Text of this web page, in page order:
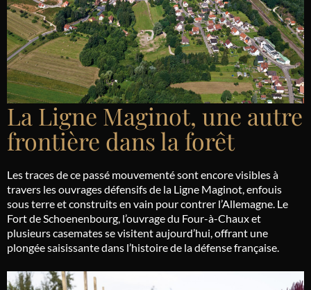
La Ligne Maginot, une autre
frontière dans la forêt
Les traces de ce passé mouvementé sont encore visibles à
travers les ouvrages défensifs de la Ligne Maginot, enfouis
sous terre et construits en vain pour contrer l’Allemagne. Le
Fort de Schoenenbourg, l’ouvrage du Four-à-Chaux et
plusieurs casemates se visitent aujourd’hui, offrant une
plongée saisissante dans l’histoire de la défense française.